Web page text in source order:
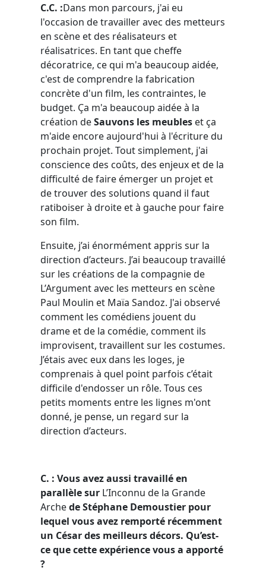
C.C. :Dans mon parcours, j'ai eu
l'occasion de travailler avec des metteurs
en scène et des réalisateurs et
réalisatrices. En tant que cheffe
décoratrice, ce qui m'a beaucoup aidée,
c'est de comprendre la fabrication
concrète d'un film, les contraintes, le
budget. Ça m'a beaucoup aidée à la
création deSauvons les meubles et ça
m'aide encore aujourd'hui à l'écriture du
prochain projet. Tout simplement, j'ai
conscience des coûts, des enjeux et de la
difficulté de faire émerger un projet et
de trouver des solutions quand il faut
ratiboiser à droite et à gauche pour faire
son film.
Ensuite, j’ai énormément appris sur la
direction d’acteurs. J’ai beaucoup travaillé
sur les créations de la compagnie de
L’Argument avec les metteurs en scène
Paul Moulin et Maïa Sandoz. J'ai observé
comment les comédiens jouent du
drame et de la comédie, comment ils
improvisent, travaillent sur les costumes.
J’étais avec eux dans les loges, je
comprenais à quel point parfois c’était
difficile d'endosser un rôle. Tous ces
petits moments entre les lignes m'ont
donné, je pense, un regard sur la
direction d’acteurs.
C. : Vous avez aussi travaillé en
parallèle sur L’Inconnu de la Grande
Archede Stéphane Demoustier pour
lequel vous avez remporté récemment
un César des meilleurs décors. Qu’est-
ce que cette expérience vous a apporté
?